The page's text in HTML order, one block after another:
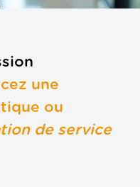
une
ou
de service